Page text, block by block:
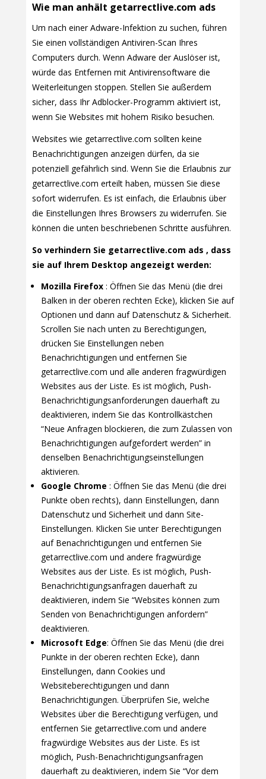
Wie man anhält getarrectlive.com ads
Um nach einer Adware-Infektion zu suchen, führen
Sie einen vollständigen Antiviren-Scan Ihres
Computers durch. Wenn Adware der Auslöser ist,
würde das Entfernen mit Antivirensoftware die
Weiterleitungen stoppen. Stellen Sie außerdem
sicher, dass Ihr Adblocker-Programm aktiviert ist,
wenn Sie Websites mit hohem Risiko besuchen.
Websites wie getarrectlive.com sollten keine
Benachrichtigungen anzeigen dürfen, da sie
potenziell gefährlich sind. Wenn Sie die Erlaubnis zur
getarrectlive.com erteilt haben, müssen Sie diese
sofort widerrufen. Es ist einfach, die Erlaubnis über
die Einstellungen Ihres Browsers zu widerrufen. Sie
können die unten beschriebenen Schritte ausführen.
So verhindern Sie getarrectlive.com ads , dass
sie auf Ihrem Desktop angezeigt werden:
Mozilla Firefox : Öffnen Sie das Menü (die drei
Balken in der oberen rechten Ecke), klicken Sie auf
Optionen und dann auf Datenschutz & Sicherheit.
Scrollen Sie nach unten zu Berechtigungen,
drücken Sie Einstellungen neben
Benachrichtigungen und entfernen Sie
getarrectlive.com und alle anderen fragwürdigen
Websites aus der Liste. Es ist möglich, Push-
Benachrichtigungsanforderungen dauerhaft zu
deaktivieren, indem Sie das Kontrollkästchen
“Neue Anfragen blockieren, die zum Zulassen von
Benachrichtigungen aufgefordert werden” in
denselben Benachrichtigungseinstellungen
aktivieren.
Google Chrome : Öffnen Sie das Menü (die drei
Punkte oben rechts), dann Einstellungen, dann
Datenschutz und Sicherheit und dann Site-
Einstellungen. Klicken Sie unter Berechtigungen
auf Benachrichtigungen und entfernen Sie
getarrectlive.com und andere fragwürdige
Websites aus der Liste. Es ist möglich, Push-
Benachrichtigungsanfragen dauerhaft zu
deaktivieren, indem Sie “Websites können zum
Senden von Benachrichtigungen anfordern”
deaktivieren.
Microsoft Edge: Öffnen Sie das Menü (die drei
Punkte in der oberen rechten Ecke), dann
Einstellungen, dann Cookies und
Websiteberechtigungen und dann
Benachrichtigungen. Überprüfen Sie, welche
Websites über die Berechtigung verfügen, und
entfernen Sie getarrectlive.com und andere
fragwürdige Websites aus der Liste. Es ist
möglich, Push-Benachrichtigungsanfragen
dauerhaft zu deaktivieren, indem Sie “Vor dem